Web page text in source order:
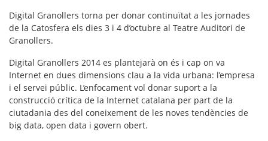
Digital Granollers torna per donar continuïtat a les jornades
de la Catosfera els dies 3 i 4 d’octubre al Teatre Auditori de
Granollers.
Digital Granollers 2014 es plantejarà on és i cap on va
Internet en dues dimensions clau a la vida urbana: l’empresa
i el servei públic. L’enfocament vol donar suport a la
construcció crítica de la Internet catalana per part de la
ciutadania des del coneixement de les noves tendències de
big data, open data i govern obert.